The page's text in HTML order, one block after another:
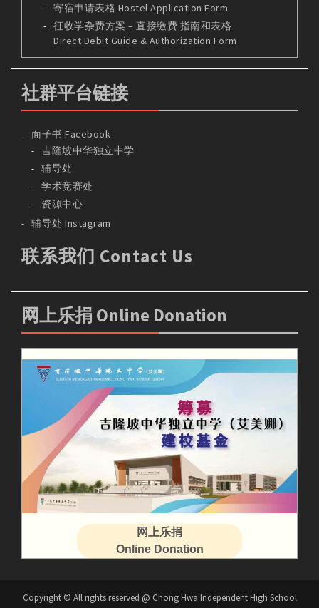
寄宿申请表格 Hostel Application Form
征收学杂费方案 – 直接缴费 指南和表格
Direct Debit Guide & Authorization Form
社群平台链接
面子书 Facebook
吉隆坡中华独立中学
辅导处
学术竞赛处
资源中心
辅导处 Instagram
联系我们 Contact Us
网上乐捐 Online Donation
网上乐捐
Online Donation
Copyright © All rights reserved @ Chong Hwa Independent High School